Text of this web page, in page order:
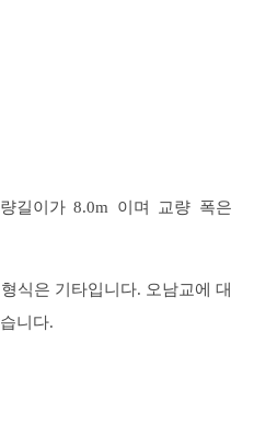
길이가 8.0m 이며 교량 폭은
식은 기타입니다. 오남교에 대
니다.